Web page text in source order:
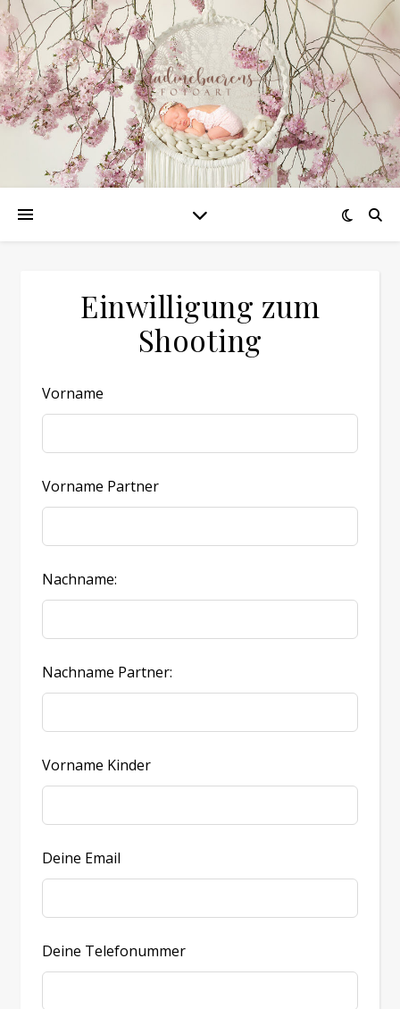
Einwilligung zum
Shooting
Lass dieses Feld leer
Vorname
Vorname Partner
Nachname:
Nachname Partner:
Vorname Kinder
Deine Email
Deine Telefonummer